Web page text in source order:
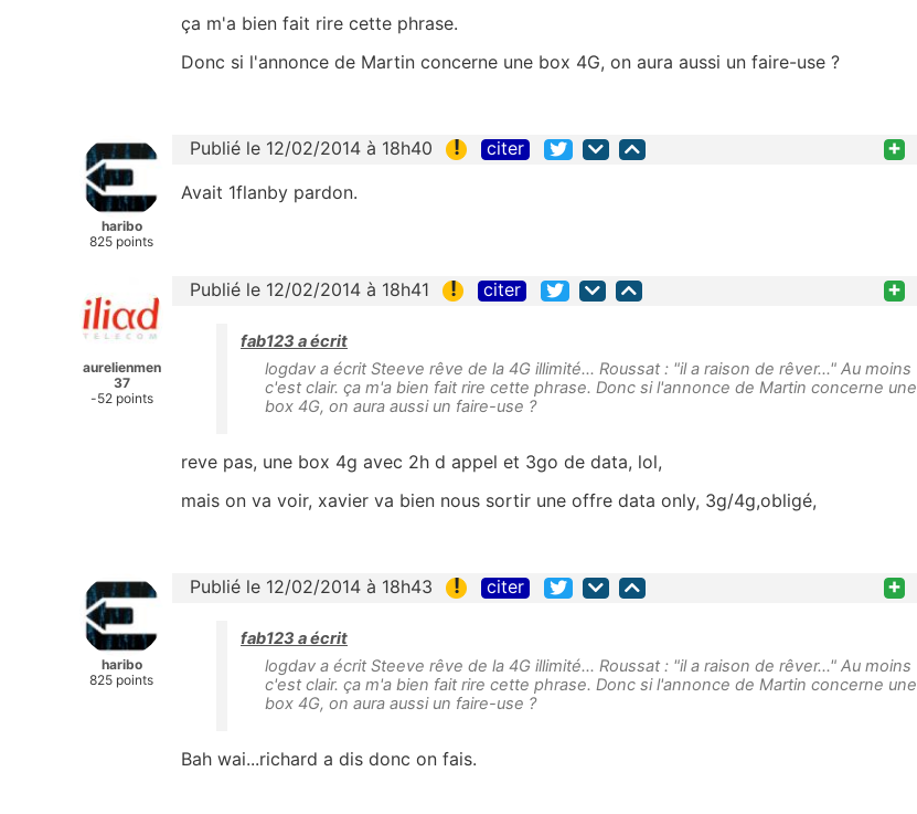
ça m'a bien fait rire cette phrase.
Donc si l'annonce de Martin concerne une box 4G, on aura aussi un faire-use ?
haribo
825 points
Publié le 12/02/2014 à 18h40 ! citer +
Avait 1flanby pardon.
aurelienmen
37
-52 points
Publié le 12/02/2014 à 18h41 ! citer +
fab123 a écrit
logdav a écrit Steeve rêve de la 4G illimité... Roussat : "il a raison de rêver..." Au moins
c'est clair. ça m'a bien fait rire cette phrase. Donc si l'annonce de Martin concerne une
box 4G, on aura aussi un faire-use ?
reve pas, une box 4g avec 2h d appel et 3go de data, lol,
mais on va voir, xavier va bien nous sortir une offre data only, 3g/4g,obligé,
haribo
825 points
Publié le 12/02/2014 à 18h43 ! citer +
fab123 a écrit
logdav a écrit Steeve rêve de la 4G illimité... Roussat : "il a raison de rêver..." Au moins
c'est clair. ça m'a bien fait rire cette phrase. Donc si l'annonce de Martin concerne une
box 4G, on aura aussi un faire-use ?
Bah wai...richard a dis donc on fais.